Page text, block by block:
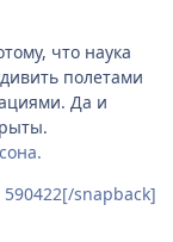
что наука
полетами
Да и
590422[/snapback]